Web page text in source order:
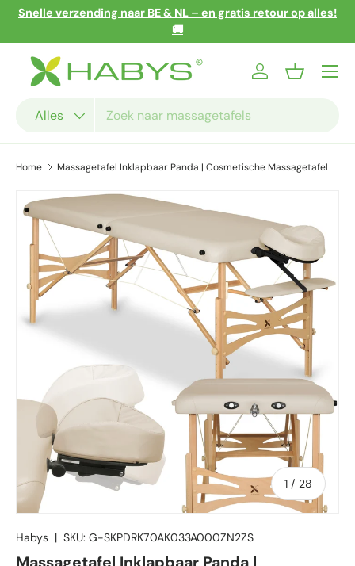
Snelle verzending naar BE & NL – en gratis retour op alles!
🚚
Alles
InloggenMandje
Menu
Home Massagetafel Inklapbaar Panda | Cosmetische Massagetafel
Ga direct naar productinformatie
1 / van
28
Habys | SKU: G-SKPDRK70AK033A000ZN2ZS